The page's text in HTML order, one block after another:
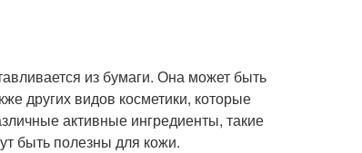
из бумаги. Она может быть
других видов косметики, которые
активные ингредиенты, такие
быть полезны для кожи.